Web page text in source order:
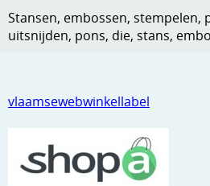
Ponsen
Snijmaterialen
Stans machine en embossing
vlaamsewebwinkellabel
Stansen, embossen, stempelen,
uitsnijden, pons, die, stans,